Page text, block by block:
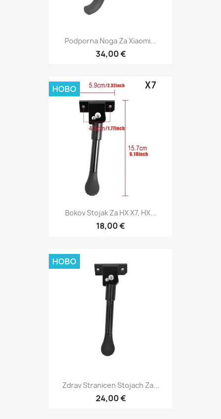
Podporna Noga Za Xiaomi...
34,00 €
Bokov Stojak Za HX X7, HX...
18,00 €
НОВО
Zdrav Stranicen Stojach Za...
24,00 €
НОВО